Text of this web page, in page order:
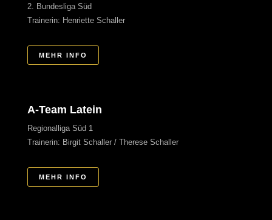
2. Bundesliga Süd
Trainerin: Henriette Schaller
MEHR INFO
A-Team Latein
Regionalliga Süd 1
Trainerin: Birgit Schaller / Therese Schaller
MEHR INFO